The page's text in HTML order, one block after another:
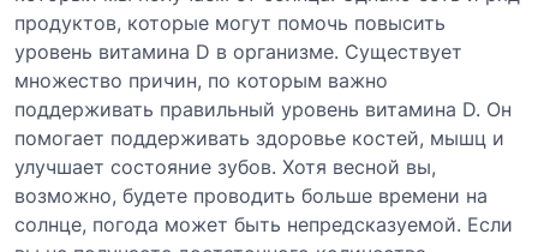
продуктов, которые могут помочь повысить
уровень витамина D в организме. Существует
множество причин, по которым важно
поддерживать правильный уровень витамина D. Он
помогает поддерживать здоровье костей, мышц и
улучшает состояние зубов. Хотя весной вы,
возможно, будете проводить больше времени на
солнце, погода может быть непредсказуемой. Если